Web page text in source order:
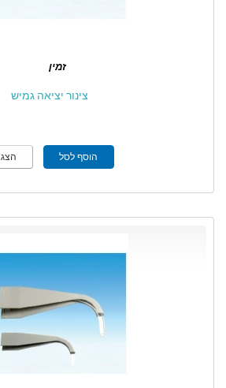
זמין
צינור יציאה גמיש
הוסף לסל הצג